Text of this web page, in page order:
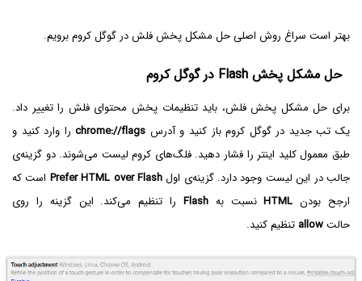
بهتر است سراغ روش اصلی حل مشکل پخش فلش در گوگل کروم برویم.
حل مشکل پخش Flash در گوگل کروم
برای حل مشکل پخش فلش، باید تنظیمات پخش محتوای فلش را تغییر داد.
یک تب جدید در گوگل کروم باز کنید و آدرس chrome://flags را وارد کنید و
طبق معمول کلید اینتر را فشار دهید. فلگ‌های کروم لیست می‌شوند. دو گزینه‌ی
جالب در این لیست وجود دارد. گزینه‌ی اولPrefer HTML over Flash است که
ارجح بودن HTML‌نسبت بهFlash را تنظیم می‌کند. این گزینه را روی
حالتallow تنظیم کنید.